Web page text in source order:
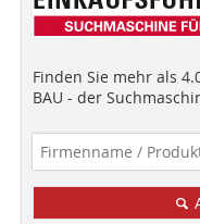
Finden Sie mehr als
BAU - der